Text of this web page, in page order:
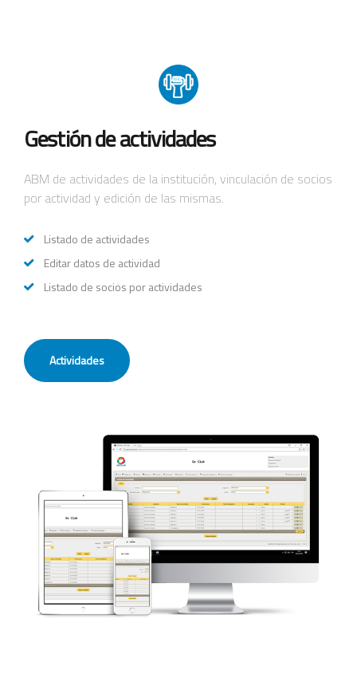
Gestión de actividades
ABM de actividades de la institución, vinculación de socios
por actividad y edición de las mismas.
Listado de actividades
Editar datos de actividad
Listado de socios por actividades
Actividades